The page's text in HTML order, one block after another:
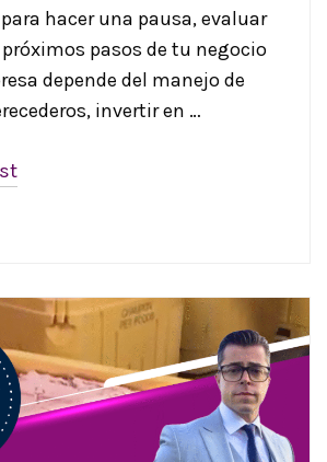
hacer una pausa, evaluar
pasos de tu negocio
depende del manejo de
invertir en …